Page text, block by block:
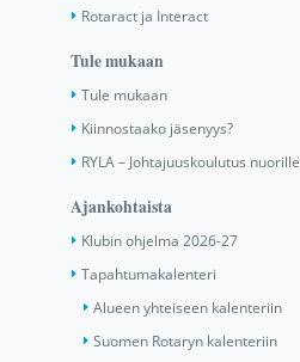
Rotaract ja Interact
Tule mukaan
Tule mukaan
Kiinnostaako jäsenyys?
RYLA – Johtajuuskoulutus nuorille
Ajankohtaista
Klubin ohjelma 2026-27
Tapahtumakalenteri
Alueen yhteiseen kalenteriin
Suomen Rotaryn kalenteriin